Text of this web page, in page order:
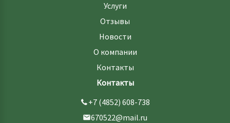
Услуги
Отзывы
Новости
О компании
Контакты
Контакты
+7 (4852) 608-738
670522@mail.ru